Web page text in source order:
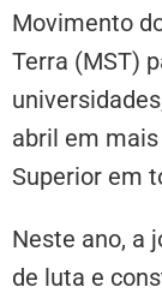
Movimento
Terra (MST)
abril em
Superior em
Neste ano, a
de luta e